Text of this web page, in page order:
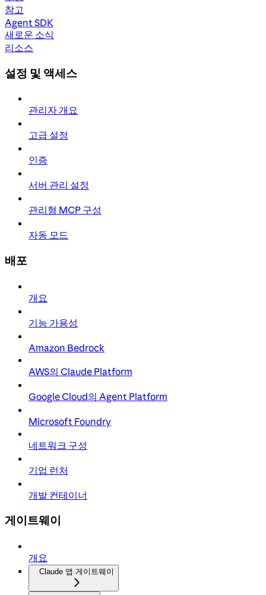
참고
Agent SDK
새로운 소식
리소스
설정 및 액세스
관리자 개요
고급 설정
인증
서버 관리 설정
관리형 MCP 구성
자동 모드
배포
개요
기능 가용성
Amazon Bedrock
AWS의 Claude Platform
Google Cloud의 Agent Platform
Microsoft Foundry
네트워크 구성
기업 런처
개발 컨테이너
게이트웨이
개요
Claude 앱 게이트웨이